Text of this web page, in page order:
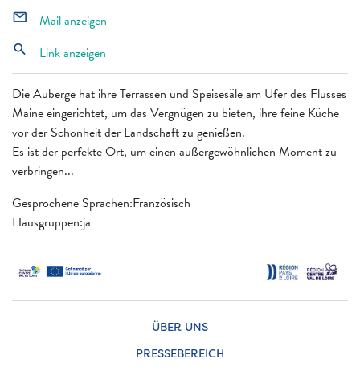
Die Auberge hat ihre Terrassen und Speisesäle am Ufer des Flusses
Maine eingerichtet, um das Vergnügen zu bieten, ihre feine Küche
vor der Schönheit der Landschaft zu genießen.
Es ist der perfekte Ort, um einen außergewöhnlichen Moment zu
verbringen...
Gesprochene Sprachen:Französisch
Hausgruppen:ja
mail_outline Mail anzeigen
search Link anzeigen
ÜBER UNS
PRESSEBEREICH